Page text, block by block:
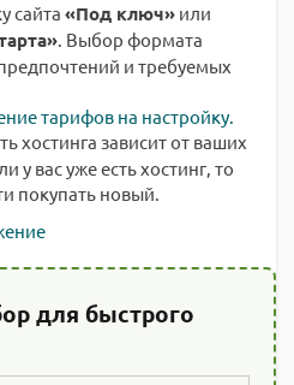
сайта «Под ключ» или
. Выбор формата
и требуемых
тарифов на настройку.
хостинга зависит от ваших
у вас уже есть хостинг, то
покупать новый.
для быстрого